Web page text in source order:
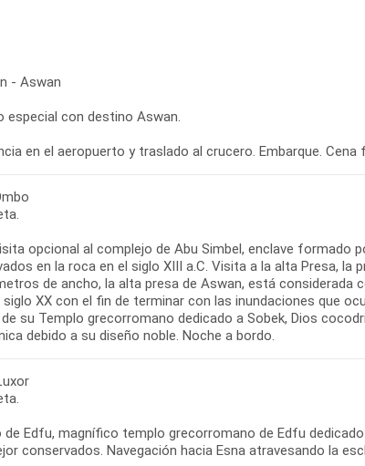
- Aswan
especial con destino Aswan.
en el aeropuerto y traslado al crucero. Embarque. Cena
opcional al complejo de Abu Simbel, enclave formado
en la roca en el siglo XIII a.C. Visita a la alta Presa,
de ancho, la alta presa de Aswan, está
XX con el fin de terminar con las inundaciones que
de su Templo grecorromano dedicado a Sobek, Dios
debido a su diseño noble. Noche a bordo.
Edfu, magnífico templo grecorromano de Edfu
conservados. Navegación hacia Esna atravesando la